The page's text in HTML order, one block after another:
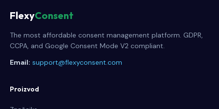
FlexyConsent
The most affordable consent management platform. GDPR,
CCPA, and Google Consent Mode V2 compliant.
Email: support@flexyconsent.com
Proizvod